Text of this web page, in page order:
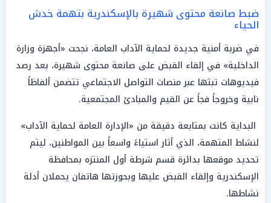
ضبط صانعة محتوى شهيرة بالإسكندرية بتهمة خدش
الحياء
في ضربة أمنية جديدة لحماية الآداب العامة، نجحت «أجهزة وزارة
الداخلية» في إلقاء القبض على صانعة محتوى شهيرة، بعد رصد
فيديوهات تبثها عبر منصات التواصل الاجتماعي تتضمن ألفاظاً
نابية وخروجاً فجاً عن القيم والمبادئ المجتمعية.
البداية كانت بمتابعة دقيقة من «الإدارة العامة لحماية الآداب»
لنشاط المتهمة، الذي أثار استياءً واسعاً بين المواطنين، ليتم
تحديد موقعها بدائرة قسم شرطة أول المنتزه بمحافظة
الإسكندرية وإلقاء القبض عليها وبحوزتها هاتفان يحملان أدلة
نشاطها.